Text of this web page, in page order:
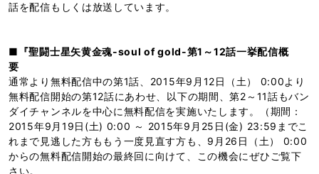
話を配信もしくは放送しています。
■『聖闘士星矢黄金魂-soul of gold-第1～12話一挙配信概
要
通常より無料配信中の第1話、2015年9月12日（土） 0:00より
無料配信開始の第12話にあわせ、以下の期間、第2～11話もバン
ダイチャンネルを中心に無料配信を実施いたします。（期間：
2015年9月19日(土) 0:00 ～ 2015年9月25日(金) 23:59までこ
れまで見逃した方ももう一度見直す方も、9月26日（土） 0:00
からの無料配信開始の最終回に向けて、この機会にぜひご覧下
さい。